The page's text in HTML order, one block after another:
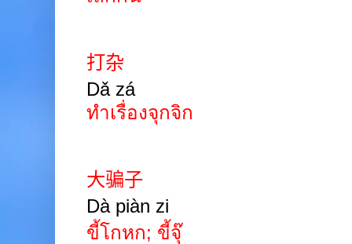
打杂
Dǎ zá
ทำเรื่องจุกจิก
大骗子
Dà piàn zi
ขี้โกหก; ขี้จุ๊